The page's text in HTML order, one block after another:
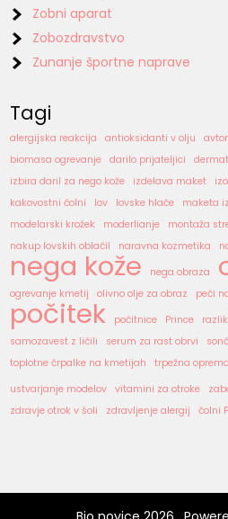
Zobni aparat
Zobozdravstvo
Zunanje športne naprave
Tagi
alergijska reakcija antioksidanti v olju
biomasa ogrevanje
darilo prijateljici
izbira daril za nego kože
izdelava maket
kakovostni čolni
lov lovske hlače
maketa
modelarski krožek
moderlianje
montaža
nakup lovskih oblačil
naravna kozmetika
nega kože nega obraza
ogrevanje kmetij olivno olje za obraz peči
počitek počitnice Prince
samozavest z ličili
serum za rast obrvi
toplotne črpalke na kmetijah
trpežna
ustvarjanje modelov
vitamini za otroke
zdravje otrok v šoli zdravljenje alergij čolni